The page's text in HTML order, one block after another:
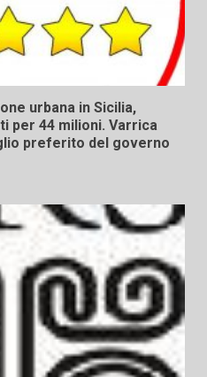
urbana in Sicilia,
per 44 milioni. Varrica
preferito del governo